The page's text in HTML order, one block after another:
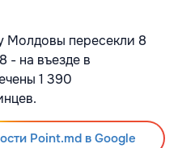
Молдовы пересекли 8
- на въезде в
1 390
Point.md в Google